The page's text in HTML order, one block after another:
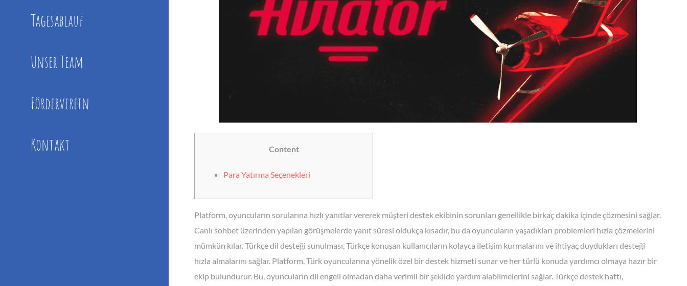
Tagesablauf
Unser Team
Förderverein
Kontakt
Content
Para Yatırma Seçenekleri
Platform, oyuncuların sorularına hızlı yanıtlar vererek müşteri destek ekibinin sorunları genellikle birkaç dakika içinde çözmesini sağlar.
Canlı sohbet üzerinden yapılan görüşmelerde yanıt süresi oldukça kısadır, bu da oyuncuların yaşadıkları problemleri hızla çözmelerini
mümkün kılar. Türkçe dil desteği sunulması, Türkçe konuşan kullanıcıların kolayca iletişim kurmalarını ve ihtiyaç duydukları desteği
hızla almalarını sağlar. Platform, Türk oyuncularına yönelik özel bir destek hizmeti sunar ve her türlü konuda yardımcı olmaya hazır bir
ekip bulundurur. Bu, oyuncuların dil engeli olmadan daha verimli bir şekilde yardım alabilmelerini sağlar. Türkçe destek hattı,